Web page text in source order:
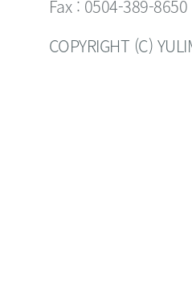
Fax : 0504-389-8650
COPYRIGHT (C)